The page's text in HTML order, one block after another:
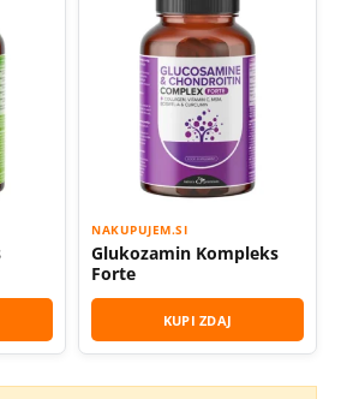
NAKUPUJEM.SI
Glukozamin Kompleks
Forte
KUPI ZDAJ